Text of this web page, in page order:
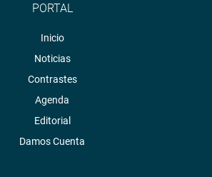
PORTAL
Inicio
Noticias
Contrastes
Agenda
Editorial
Damos Cuenta